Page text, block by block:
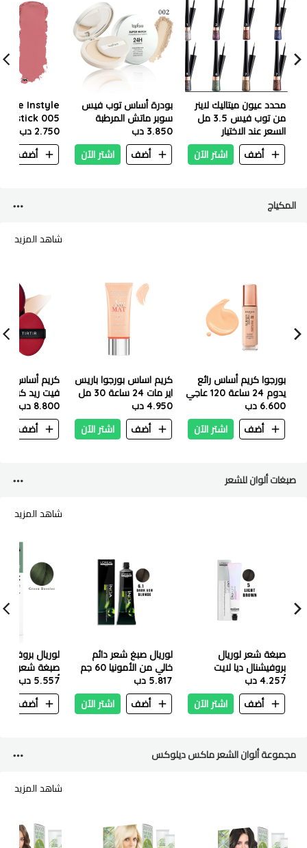
محدد عيون ميتاليك لاينر
من توب فيس 3.5 مل
PT554
السعر عند الاختيار
أضف
اشتر الآن
بودرة أساس توب فيس
سوبر ماتش المرطبة
PT269-002، لون كريمي
فاتح
3.850 دب
أضف
اشتر الآن
Instyle
005
Pt155
2.750 دب
أضف
المكياج
شاهد المزيد
بورجوا كريم أساس رائع
يدوم 24 ساعة 120 عاجي
فاتح
6.600 دب
أضف
اشتر الآن
كريم اساس بورجوا باريس
اير مات 24 ساعة 30 مل
روز ايفوري 01
4.950 دب
أضف
اشتر الآن
كريم أساس
لاتيه 18 جرام
8.800 دب
أضف
صبغات ألوان للشعر
شاهد المزيد
صبغة شعر لوريال
بروفيشنال ديا لايت
بني فاتح (50 مل)
4.257 دب
أضف
اشتر الآن
لوريال صبغ شعر دائم
خالي من الأمونيا 60 جم
-6.1 اشقر داكن
5.817 دب
أضف
اشتر الآن
لوريال
أخضر
5.557 دب
أضف
مجموعة ألوان الشعر ماكس ديلوكس
شاهد المزيد